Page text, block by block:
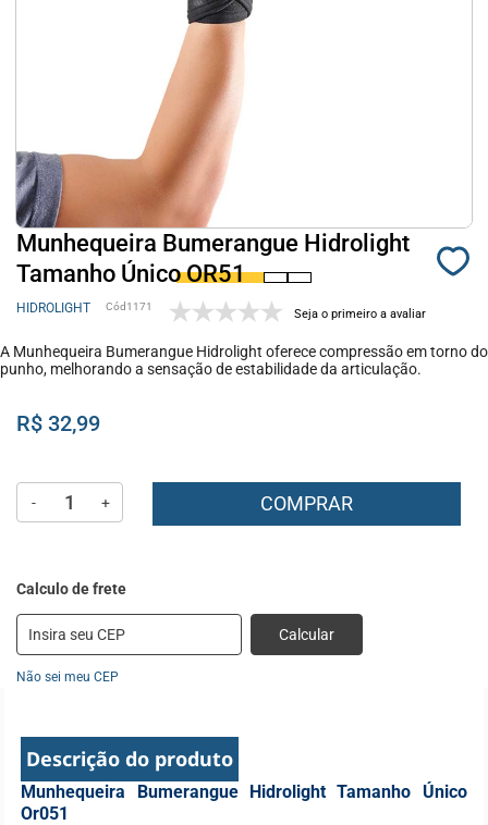
Munhequeira Bumerangue Hidrolight
Tamanho Único OR51
HIDROLIGHT 1171 Seja o primeiro a avaliar
A Munhequeira Bumerangue Hidrolight oferece compressão em torno do
punho, melhorando a sensação de estabilidade da articulação.
R$ 32,99
- + COMPRAR
Calcular
Não sei meu CEP
Descrição do produto
Munhequeira Bumerangue Hidrolight Tamanho Único
Or051